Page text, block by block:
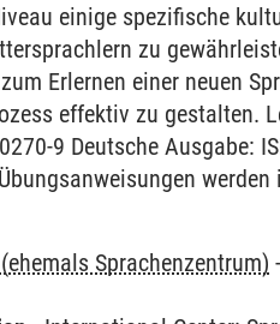
einige spezifische
zu
Erlernen einer neuen
effektiv zu gestalten.
9 Deutsche Ausgabe:
werden
Sprachenzentrum) -